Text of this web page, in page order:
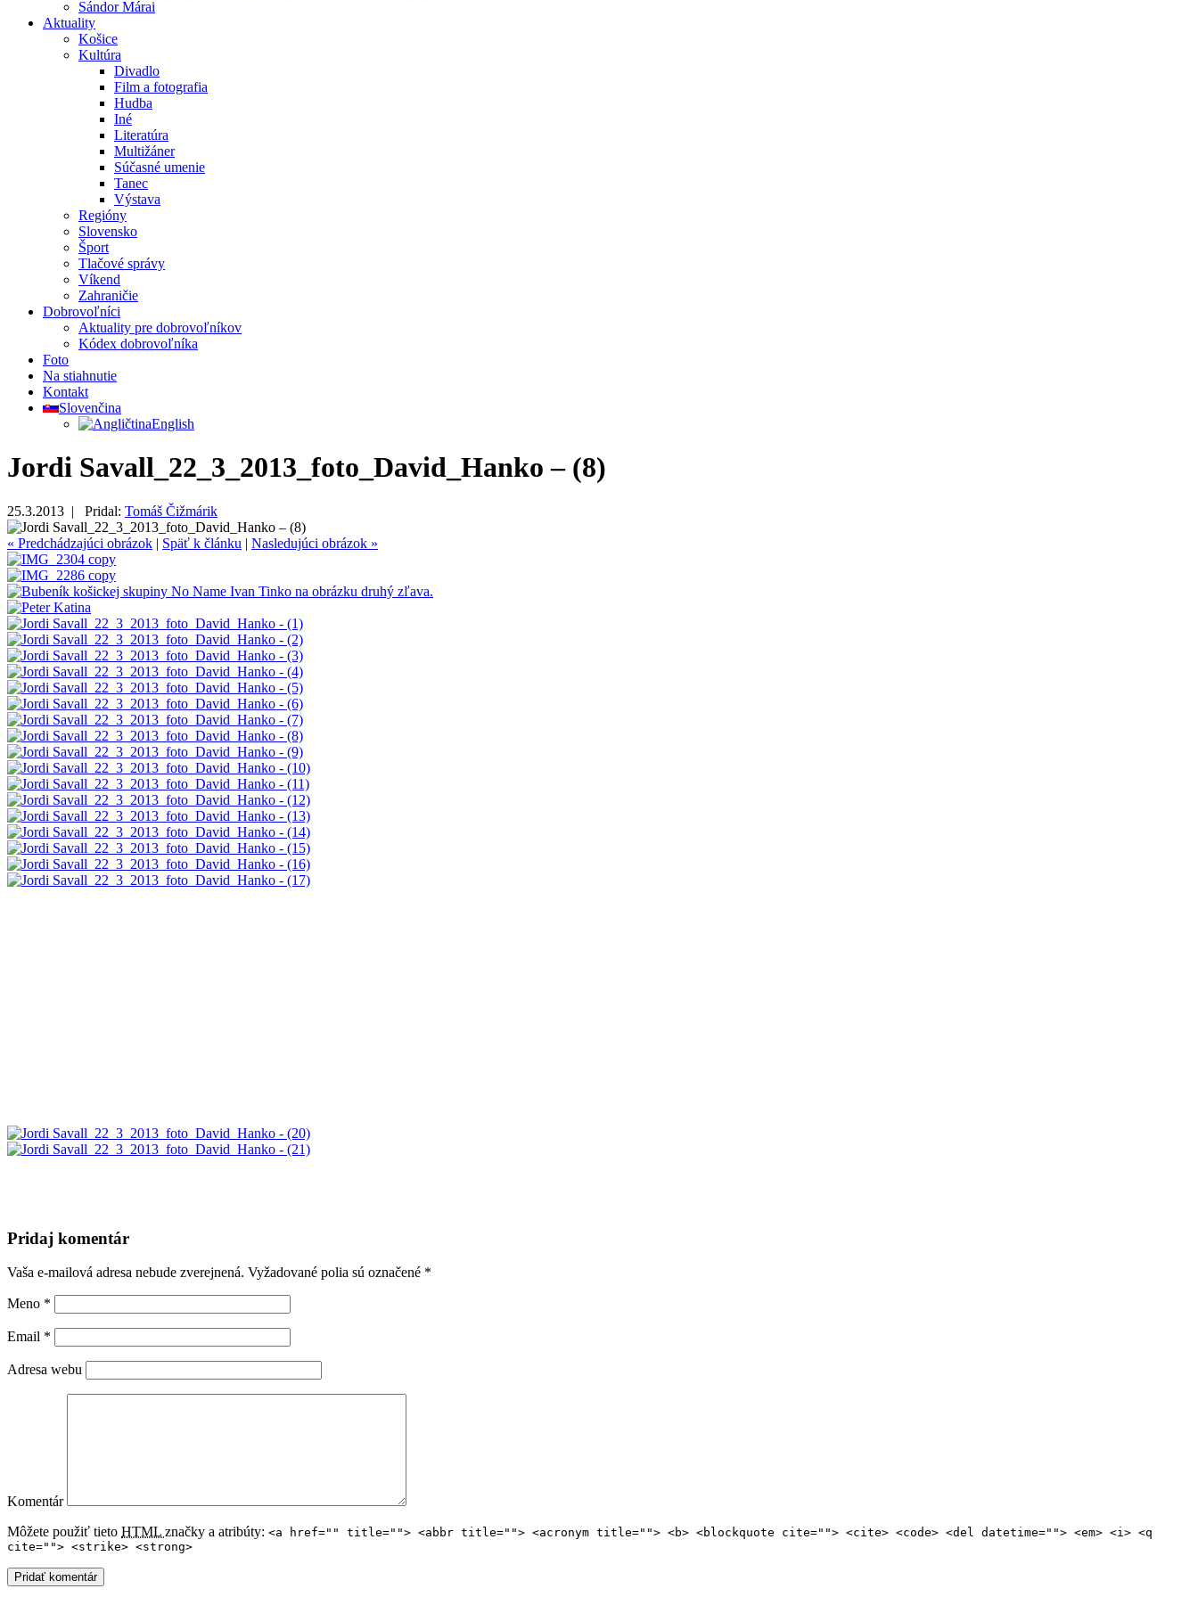
Sándor Márai
Aktuality
Košice
Kultúra
Divadlo
Film a fotografia
Hudba
Iné
Literatúra
Multižáner
Súčasné umenie
Tanec
Výstava
Regióny
Slovensko
Šport
Tlačové správy
Víkend
Zahraničie
Dobrovoľníci
Aktuality pre dobrovoľníkov
Kódex dobrovoľníka
Foto
Na stiahnutie
Kontakt
Slovenčina
English
Jordi Savall_22_3_2013_foto_David_Hanko – (8)
25.3.2013 | Pridal: Tomáš Čižmárik
« Predchádzajúci obrázok | Späť k článku | Nasledujúci obrázok »
Pridaj komentár
Vaša e-mailová adresa nebude zverejnená. Vyžadované polia sú označené *
Meno *
Email *
Adresa webu
Komentár
Môžete použiť tieto HTML značky a atribúty: <a href="" title=""> <abbr title=""> <acronym title=""> <b> <blockquote cite=""> <cite> <code> <del datetime=""> <em> <i> <q
cite=""> <strike> <strong>